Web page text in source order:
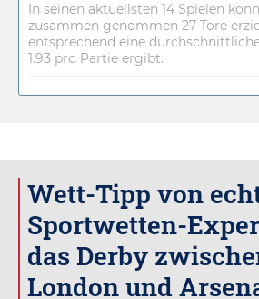
In seinen aktuellsten 14 Spielen
zusammen genommen 27 Tore
entsprechend eine
1.93 pro Partie ergibt.
Wett-Tipp von
Sportwetten-
das Derby
London und